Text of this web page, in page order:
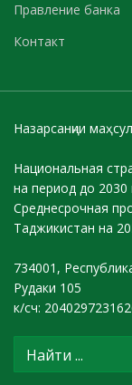
Правление банка
Контакт
Назарсанҷии
Национальная
на период до 2030
Среднесрочная
Таджикистан на
734001,
Рудаки 105
к/сч: